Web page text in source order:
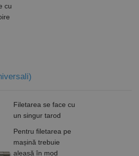
cu
Filetarea se face cu
un singur tarod
Pentru filetarea pe
mașină trebuie
aleasă în mod
PHP.net
Google